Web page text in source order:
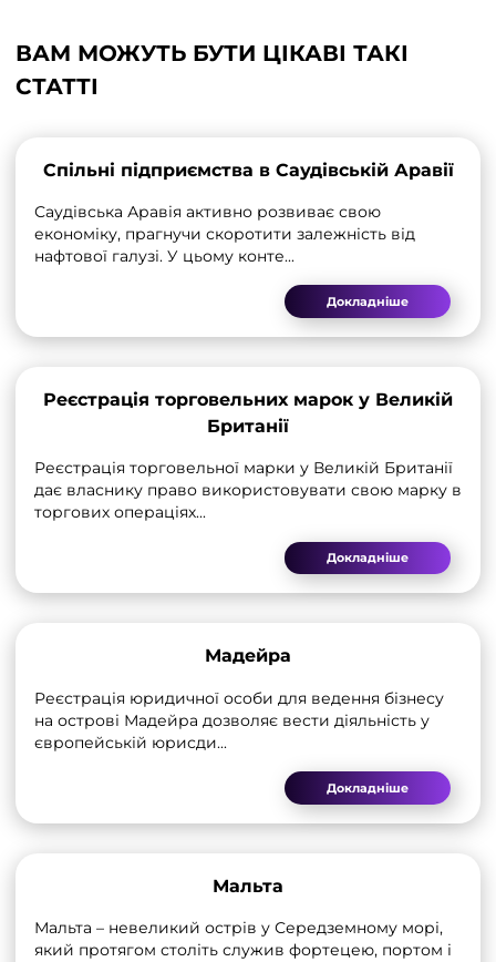
ВАМ МОЖУТЬ БУТИ ЦІКАВІ ТАКІ
СТАТТІ
Спільні підприємства в Саудівській Аравії
Саудівська Аравія активно розвиває свою
економіку, прагнучи скоротити залежність від
нафтової галузі. У цьому конте...
Докладніше
Реєстрація торговельних марок у Великій
Британії
Реєстрація торговельної марки у Великій Британії
дає власнику право використовувати свою марку в
торгових операціях...
Докладніше
Мадейра
Реєстрація юридичної особи для ведення бізнесу
на острові Мадейра дозволяє вести діяльність у
європейській юрисди...
Докладніше
Мальта
Мальта – невеликий острів у Середземному морі,
який протягом століть служив фортецею, портом і